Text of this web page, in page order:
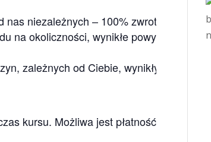
niezależnych – 100% zwrotu
na okoliczności, wynikłe powyżej 14 dni
zależnych od Ciebie, wynikłych mniej
kursu. Możliwa jest płatność gotówką /